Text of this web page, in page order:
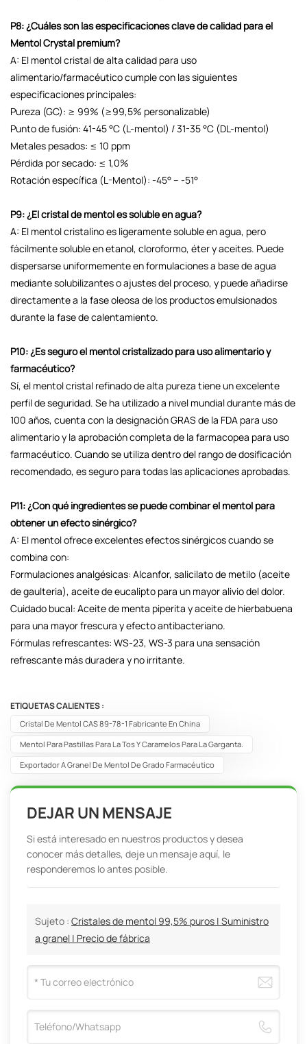
P8: ¿Cuáles son las especificaciones clave de calidad para el
Mentol Crystal premium?
A: El mentol cristal de alta calidad para uso
alimentario/farmacéutico cumple con las siguientes
especificaciones principales:
Pureza (GC): ≥ 99% (≥99,5% personalizable)
Punto de fusión: 41-45 °C (L-mentol) / 31-35 °C (DL-mentol)
Metales pesados: ≤ 10 ppm
Pérdida por secado: ≤ 1,0%
Rotación específica (L-Mentol): -45° – -51°
P9: ¿El cristal de mentol es soluble en agua?
A: El mentol cristalino es ligeramente soluble en agua, pero
fácilmente soluble en etanol, cloroformo, éter y aceites. Puede
dispersarse uniformemente en formulaciones a base de agua
mediante solubilizantes o ajustes del proceso, y puede añadirse
directamente a la fase oleosa de los productos emulsionados
durante la fase de calentamiento.
P10: ¿Es seguro el mentol cristalizado para uso alimentario y
farmacéutico?
Sí, el mentol cristal refinado de alta pureza tiene un excelente
perfil de seguridad. Se ha utilizado a nivel mundial durante más de
100 años, cuenta con la designación GRAS de la FDA para uso
alimentario y la aprobación completa de la farmacopea para uso
farmacéutico. Cuando se utiliza dentro del rango de dosificación
recomendado, es seguro para todas las aplicaciones aprobadas.
P11: ¿Con qué ingredientes se puede combinar el mentol para
obtener un efecto sinérgico?
A: El mentol ofrece excelentes efectos sinérgicos cuando se
combina con:
Formulaciones analgésicas: Alcanfor, salicilato de metilo (aceite
de gaulteria), aceite de eucalipto para un mayor alivio del dolor.
Cuidado bucal: Aceite de menta piperita y aceite de hierbabuena
para una mayor frescura y efecto antibacteriano.
Fórmulas refrescantes: WS-23, WS-3 para una sensación
refrescante más duradera y no irritante.
ETIQUETAS CALIENTES :
Cristal De Mentol CAS 89-78-1 Fabricante En China
Mentol Para Pastillas Para La Tos Y Caramelos Para La Garganta.
Exportador A Granel De Mentol De Grado Farmacéutico
DEJAR UN MENSAJE
Si está interesado en nuestros productos y desea
conocer más detalles, deje un mensaje aquí, le
responderemos lo antes posible.
Sujeto : Cristales de mentol 99,5% puros | Suministro
a granel | Precio de fábrica